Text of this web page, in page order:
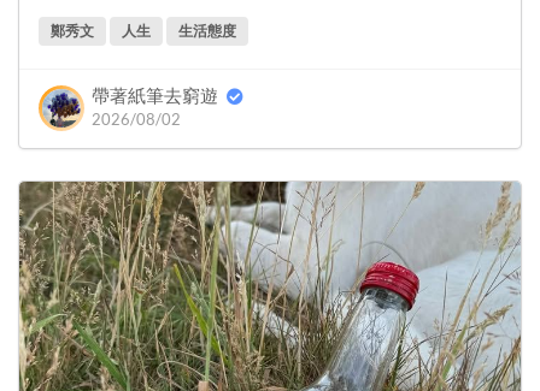
鄭秀文 人生 生活態度
帶著紙筆去窮遊
2026/08/02